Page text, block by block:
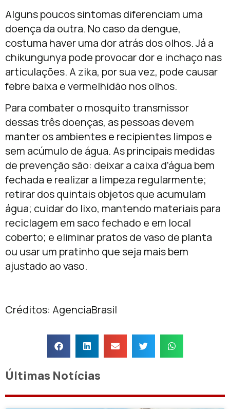
Alguns poucos sintomas diferenciam uma
doença da outra. No caso da dengue,
costuma haver uma dor atrás dos olhos. Já a
chikungunya pode provocar dor e inchaço nas
articulações. A zika, por sua vez, pode causar
febre baixa e vermelhidão nos olhos.
Para combater o mosquito transmissor
dessas três doenças, as pessoas devem
manter os ambientes e recipientes limpos e
sem acúmulo de água. As principais medidas
de prevenção são: deixar a caixa d’água bem
fechada e realizar a limpeza regularmente;
retirar dos quintais objetos que acumulam
água; cuidar do lixo, mantendo materiais para
reciclagem em saco fechado e em local
coberto; e eliminar pratos de vaso de planta
ou usar um pratinho que seja mais bem
ajustado ao vaso.
Créditos: AgenciaBrasil
Últimas Notícias